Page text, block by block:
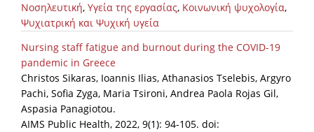
Νοσηλευτική, Υγεία της εργασίας, Κοινωνική ψυχολογία,
Ψυχιατρική και Ψυχική υγεία
Nursing staff fatigue and burnout during the COVID-19
pandemic in Greece
Christos Sikaras, Ioannis Ilias, Athanasios Tselebis, Argyro
Pachi, Sofia Zyga, Maria Tsironi, Andrea Paola Rojas Gil,
Aspasia Panagiotou.
AIMS Public Health, 2022, 9(1): 94-105. doi: